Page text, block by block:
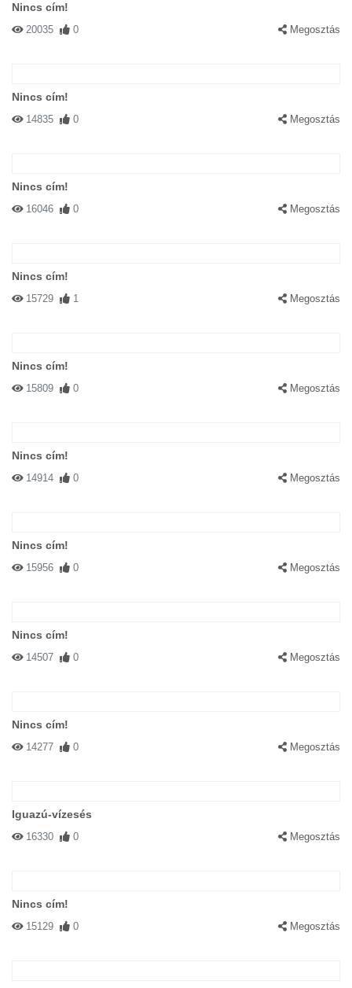
Nincs cím!
20035 0 Megosztás
Nincs cím!
14835 0 Megosztás
Nincs cím!
16046 0 Megosztás
Nincs cím!
15729 1 Megosztás
Nincs cím!
15809 0 Megosztás
Nincs cím!
14914 0 Megosztás
Nincs cím!
15956 0 Megosztás
Nincs cím!
14507 0 Megosztás
Nincs cím!
14277 0 Megosztás
Iguazú-vízesés
16330 0 Megosztás
Nincs cím!
15129 0 Megosztás